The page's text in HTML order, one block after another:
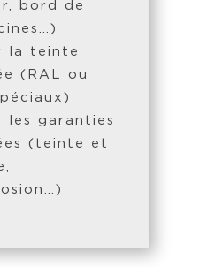
bord de
la teinte
(RAL ou
les garanties
(teinte et